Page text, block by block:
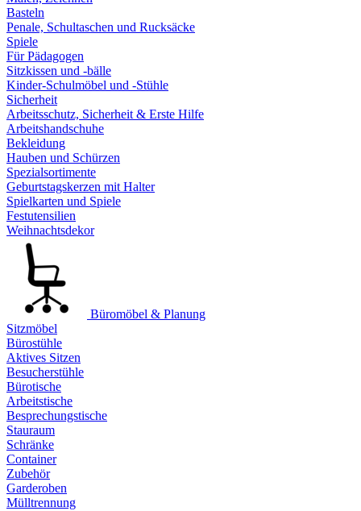
Basteln
Penale, Schultaschen und Rucksäcke
Spiele
Für Pädagogen
Sitzkissen und -bälle
Kinder-Schulmöbel und -Stühle
Sicherheit
Arbeitsschutz, Sicherheit & Erste Hilfe
Arbeitshandschuhe
Bekleidung
Hauben und Schürzen
Spezialsortimente
Geburtstagskerzen mit Halter
Spielkarten und Spiele
Festutensilien
Weihnachtsdekor
Büromöbel & Planung
Sitzmöbel
Bürostühle
Aktives Sitzen
Besucherstühle
Bürotische
Arbeitstische
Besprechungstische
Stauraum
Schränke
Container
Zubehör
Garderoben
Mülltrennung